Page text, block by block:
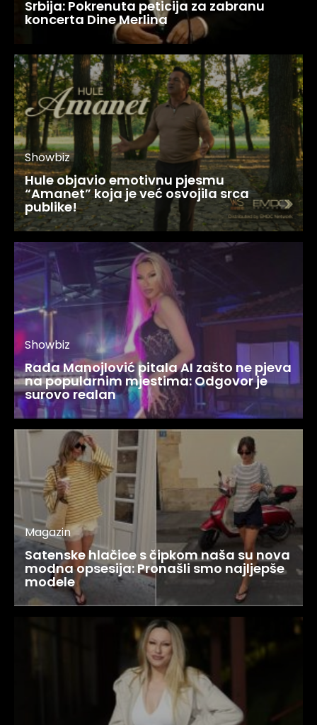
Srbija: Pokrenuta peticija za zabranu
koncerta Dine Merlina
Showbiz
Hule objavio emotivnu pjesmu
“Amanet” koja je već osvojila srca
publike!
Showbiz
Rada Manojlović pitala AI zašto ne pjeva
na popularnim mjestima: Odgovor je
surovo realan
Magazin
Satenske hlačice s čipkom naša su nova
modna opsesija: Pronašli smo najljepše
modele